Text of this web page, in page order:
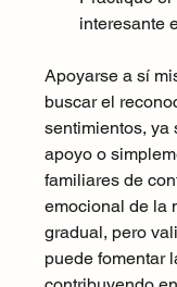
interesante
Apoyarse a sí
buscar el
sentimientos, ya
apoyo o
familiares de
emocional de la
gradual, pero
puede fomentar